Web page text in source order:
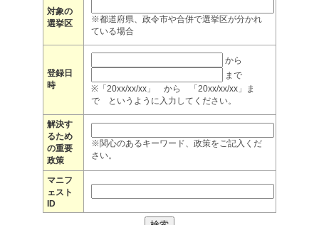
対象の
選挙区
※都道府県、政令市や合併で選挙区が分かれ
ている場合
登録日
時
から
まで
※「20xx/xx/xx」 から 「20xx/xx/xx」ま
で というように入力してください。
解決す
るため
の重要
政策
※関心のあるキーワード、政策をご記入くだ
さい。
マニフ
ェスト
ID